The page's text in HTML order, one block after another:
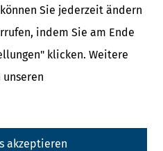
Sie jederzeit ändern
indem Sie am Ende
klicken. Weitere
akzeptieren
ist die Grundlage für den
Einkünfte minus Abzüge. Auf
mein monatliches
) plus Sozialabgaben